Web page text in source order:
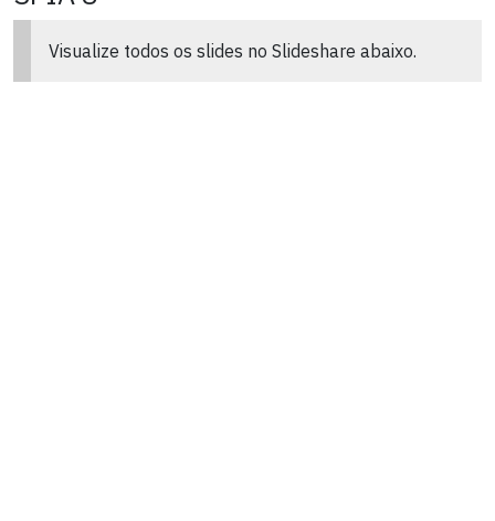
Visualize todos os slides no Slideshare abaixo.